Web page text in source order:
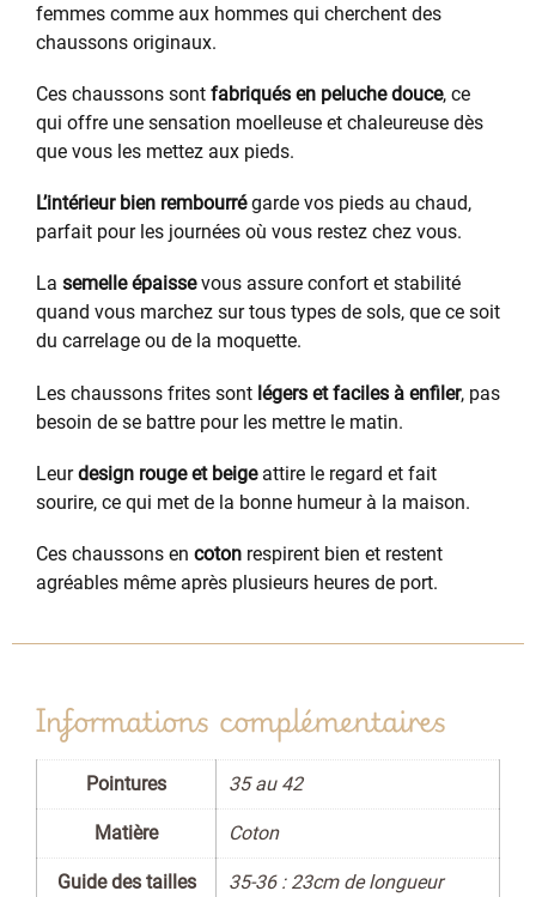
femmes comme aux hommes qui cherchent des
chaussons originaux.
Ces chaussons sont fabriqués en peluche douce, ce
qui offre une sensation moelleuse et chaleureuse dès
que vous les mettez aux pieds.
L’intérieur bien rembourrégarde vos pieds au chaud,
parfait pour les journées où vous restez chez vous.
La semelle épaissevous assure confort et stabilité
quand vous marchez sur tous types de sols, que ce soit
du carrelage ou de la moquette.
Les chaussons frites sont légers et faciles à enfiler, pas
besoin de se battre pour les mettre le matin.
Leurdesign rouge et beigeattire le regard et fait
sourire, ce qui met de la bonne humeur à la maison.
Ces chaussons en coton respirent bien et restent
agréables même après plusieurs heures de port.
Informations complémentaires
Pointures 35 au 42
Matière Coton
Guide des tailles
35-36 : 23cm de longueur